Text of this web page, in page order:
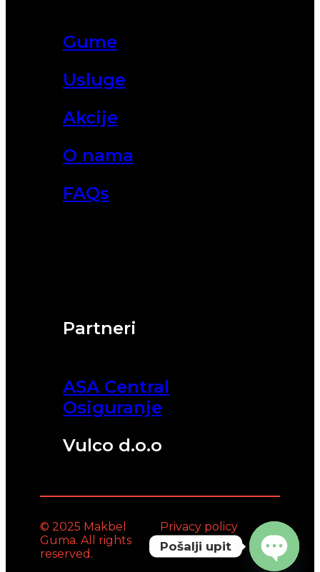
Partneri
ASA Central
Osiguranje
Vulco d.o.o
Gume
Usluge
Akcije
O nama
FAQs
© 2025 Makbel
Guma. All rights
reserved.
Privacy policy
Pošalji upit